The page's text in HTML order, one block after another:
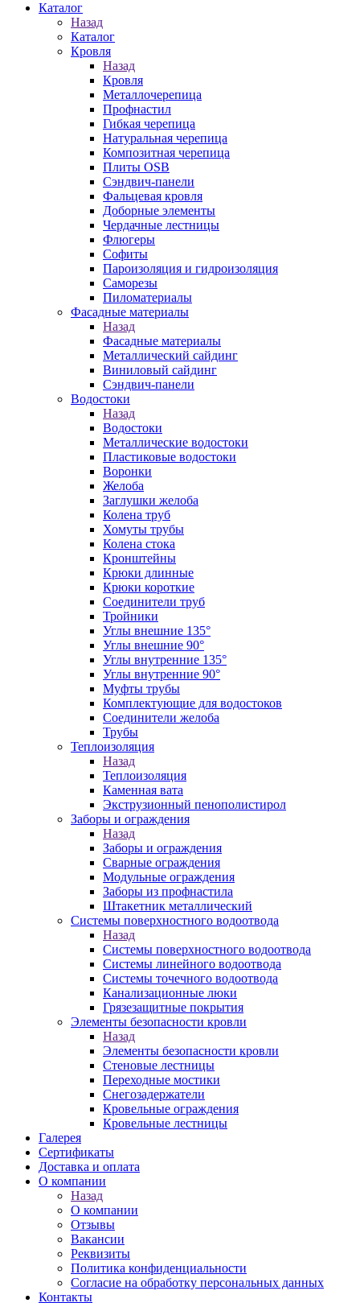
Каталог
Назад
Каталог
Кровля
Назад
Кровля
Металлочерепица
Профнастил
Гибкая черепица
Натуральная черепица
Композитная черепица
Плиты OSB
Сэндвич-панели
Фальцевая кровля
Доборные элементы
Чердачные лестницы
Флюгеры
Софиты
Пароизоляция и гидроизоляция
Саморезы
Пиломатериалы
Фасадные материалы
Назад
Фасадные материалы
Металлический сайдинг
Виниловый сайдинг
Сэндвич-панели
Водостоки
Назад
Водостоки
Металлические водостоки
Пластиковые водостоки
Воронки
Желоба
Заглушки желоба
Колена труб
Хомуты трубы
Колена стока
Кронштейны
Крюки длинные
Крюки короткие
Соединители труб
Тройники
Углы внешние 135°
Углы внешние 90°
Углы внутренние 135°
Углы внутренние 90°
Муфты трубы
Комплектующие для водостоков
Соединители желоба
Трубы
Теплоизоляция
Назад
Теплоизоляция
Каменная вата
Экструзионный пенополистирол
Заборы и ограждения
Назад
Заборы и ограждения
Сварные ограждения
Модульные ограждения
Заборы из профнастила
Штакетник металлический
Системы поверхностного водоотвода
Назад
Системы поверхностного водоотвода
Системы линейного водоотвода
Системы точечного водоотвода
Канализационные люки
Грязезащитные покрытия
Элементы безопасности кровли
Назад
Элементы безопасности кровли
Стеновые лестницы
Переходные мостики
Снегозадержатели
Кровельные ограждения
Кровельные лестницы
Галерея
Сертификаты
Доставка и оплата
О компании
Назад
О компании
Отзывы
Вакансии
Реквизиты
Политика конфиденциальности
Согласие на обработку персональных данных
Контакты